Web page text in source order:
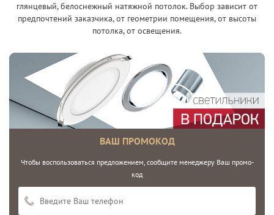
глянцевый, белоснежный натяжной потолок. Выбор зависит от
предпочтений заказчика, от геометрии помещения, от высоты
потолка, от освещения.
ВАШ ПРОМОКОД
Чтобы воспользоваться предложением, сообщите менеджеру Ваш промо-
код